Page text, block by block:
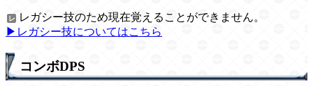
レガシー技のため現在覚えることができません。
▶レガシー技についてはこちら
コンボDPS